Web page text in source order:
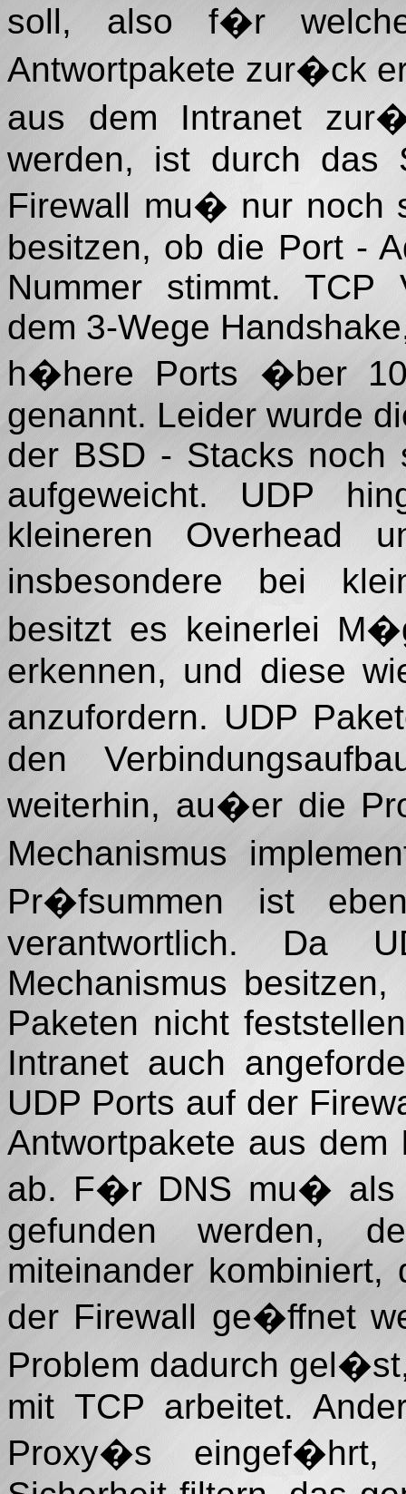
soll, also f�r
Antwortpakete zur�ck
aus dem Intranet
werden, ist durch das
Firewall mu� nur noch
besitzen, ob die Port -
Nummer stimmt. TCP
dem 3-Wege
h�here Ports �ber
genannt. Leider wurde
der BSD - Stacks noch
aufgeweicht. UDP
kleineren Overhead
insbesondere bei
besitzt es keinerlei
erkennen, und diese
anzufordern. UDP
den
weiterhin, au�er die
Mechanismus
Pr�fsummen ist
verantwortlich. Da
Mechanismus
Paketen nicht
Intranet auch
UDP Ports auf der
Antwortpakete aus
ab. F�r DNS mu� als
gefunden werden,
miteinander
der Firewall ge�ffnet
Problem dadurch
mit TCP arbeitet.
Proxy�s